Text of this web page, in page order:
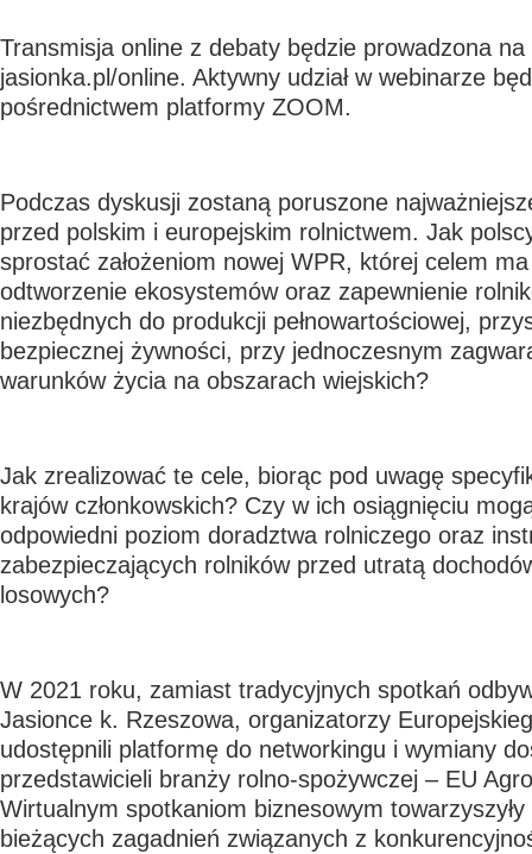
Transmisja online z debaty będzie prowadzona
jasionka.pl/online. Aktywny udział w webinarze
pośrednictwem platformy ZOOM.
Podczas dyskusji zostaną poruszone
przed polskim i europejskim rolnictwem. Jak
sprostać założeniom nowej WPR, której celem
odtworzenie ekosystemów oraz zapewnienie
niezbędnych do produkcji pełnowartościowej,
bezpiecznej żywności, przy jednoczesnym
warunków życia na obszarach wiejskich?
Jak zrealizować te cele, biorąc pod uwagę
krajów członkowskich? Czy w ich osiągnięciu
odpowiedni poziom doradztwa rolniczego oraz
zabezpieczających rolników przed utratą
losowych?
W 2021 roku, zamiast tradycyjnych spotkań
Jasionce k. Rzeszowa, organizatorzy
udostępnili platformę do networkingu i wymiany
przedstawicieli branży rolno-spożywczej – EU
Wirtualnym spotkaniom biznesowym
bieżących zagadnień związanych z